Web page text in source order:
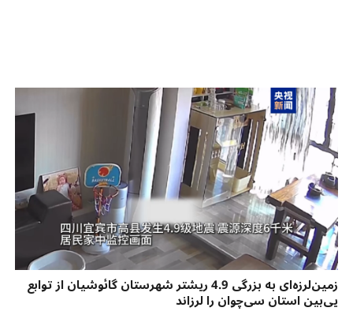
زمین‌لرزه‌ای به بزرگی 4.9 ریشتر شهرستان گائوشیان از توابع
یی‌بین استان سی‌چوان را لرزاند